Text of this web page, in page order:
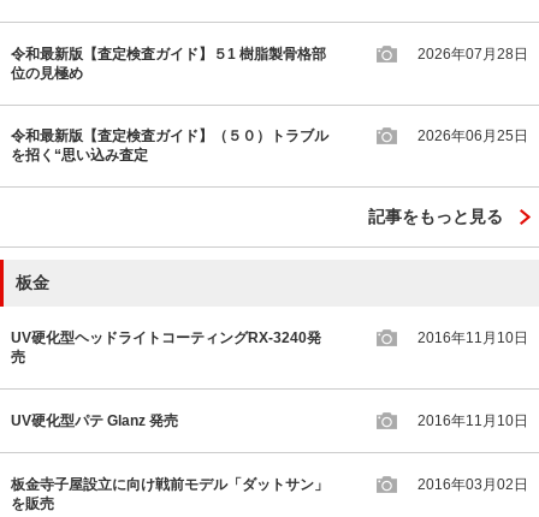
令和最新版【査定検査ガイド】５1 樹脂製骨格部
位の見極め
2026年07月28日
令和最新版【査定検査ガイド】（５０）トラブル
を招く“思い込み査定
2026年06月25日
記事をもっと見る
板金
UV硬化型ヘッドライトコーティングRX-3240発
売
2016年11月10日
UV硬化型パテ Glanz 発売 2016年11月10日
板金寺子屋設立に向け戦前モデル「ダットサン」
を販売
2016年03月02日